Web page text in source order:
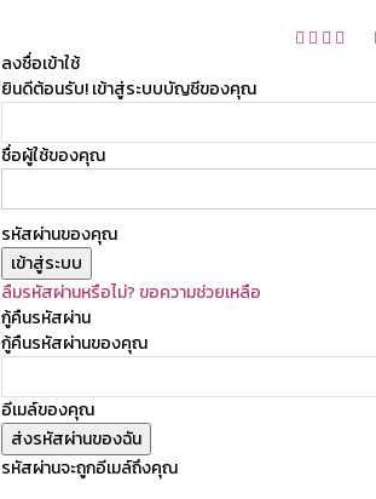
ลงชื่อเข้าใช้
ยินดีต้อนรับ! เข้าสู่ระบบบัญชีของคุณ
ชื่อผู้ใช้ของคุณ
รหัสผ่านของคุณ
ลืมรหัสผ่านหรือไม่? ขอความช่วยเหลือ
กู้คืนรหัสผ่าน
กู้คืนรหัสผ่านของคุณ
อีเมล์ของคุณ
รหัสผ่านจะถูกอีเมล์ถึงคุณ